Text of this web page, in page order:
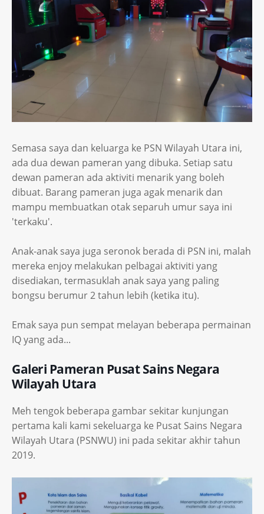
Semasa saya dan keluarga ke PSN Wilayah Utara ini,
ada dua dewan pameran yang dibuka. Setiap satu
dewan pameran ada aktiviti menarik yang boleh
dibuat. Barang pameran juga agak menarik dan
mampu membuatkan otak separuh umur saya ini
'terkaku'.
Anak-anak saya juga seronok berada di PSN ini, malah
mereka enjoy melakukan pelbagai aktiviti yang
disediakan, termasuklah anak saya yang paling
bongsu berumur 2 tahun lebih (ketika itu).
Emak saya pun sempat melayan beberapa permainan
IQ yang ada...
Galeri Pameran Pusat Sains Negara
Wilayah Utara
Meh tengok beberapa gambar sekitar kunjungan
pertama kali kami sekeluarga ke Pusat Sains Negara
Wilayah Utara (PSNWU) ini pada sekitar akhir tahun
2019.